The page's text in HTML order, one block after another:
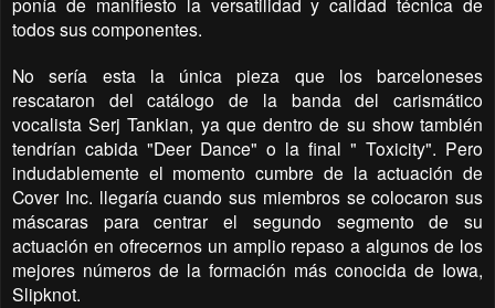
todos sus componentes.
No sería esta la única pieza que los barceloneses
rescataron del catálogo de la banda del carismático
vocalista Serj Tankian, ya que dentro de su show también
tendrían cabida "Deer Dance" o la final " Toxicity". Pero
indudablemente el momento cumbre de la actuación de
Cover Inc. llegaría cuando sus miembros se colocaron sus
máscaras para centrar el segundo segmento de su
actuación en ofrecernos un amplio repaso a algunos de los
mejores números de la formación más conocida de Iowa,
Slipknot.